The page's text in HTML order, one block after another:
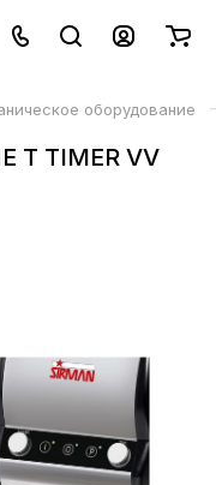
оборудование
T TIMER VV